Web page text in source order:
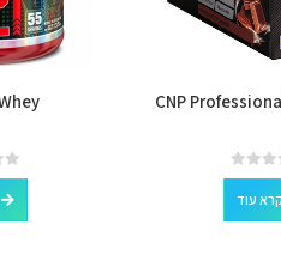
CNP
עוד
0
out of 5